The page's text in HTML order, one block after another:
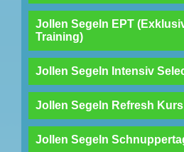
Jollen Segeln EPT
Training)
Jollen Segeln Intensiv
Jollen Segeln Refresh Kurs
Jollen Segeln